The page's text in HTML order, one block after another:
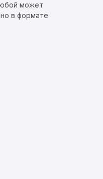
может
в формате